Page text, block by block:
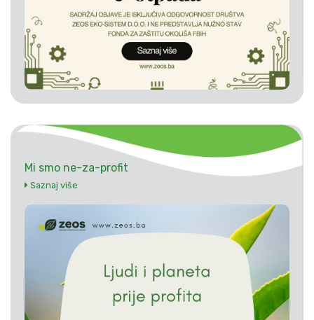
Mi smo ne-za-profit
Saznaj više